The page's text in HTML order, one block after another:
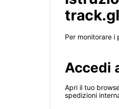
Per monitorare
Accedi
Apri il tuo
spedizioni